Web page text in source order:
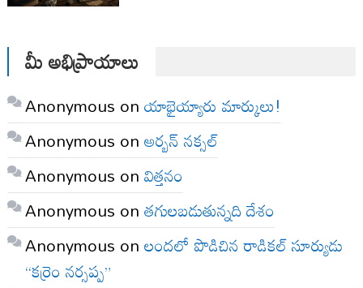
మీ అభిప్రాయాలు
Anonymous onయాభైయ్యారు మార్కులు!
Anonymous onఅర్బన్ నక్సల్
Anonymous onవిత్తనం
Anonymous onతగులబడుతున్నది దేశం
Anonymous onలందలో పొడిచిన రాడికల్ సూర్యుడు
“కర్రెం నర్సప్ప”